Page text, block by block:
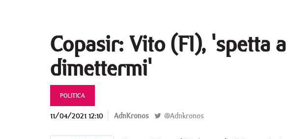
Copasir: Vito (FI), 'spetta
dimettermi'
POLITICA
11/04/2021 12:10 AdnKronos @Adnkronos